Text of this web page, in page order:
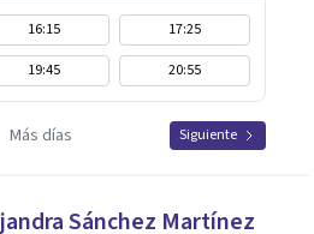
16:15
17:25
19:45 20:55
Más días Siguiente
Sánchez Martínez